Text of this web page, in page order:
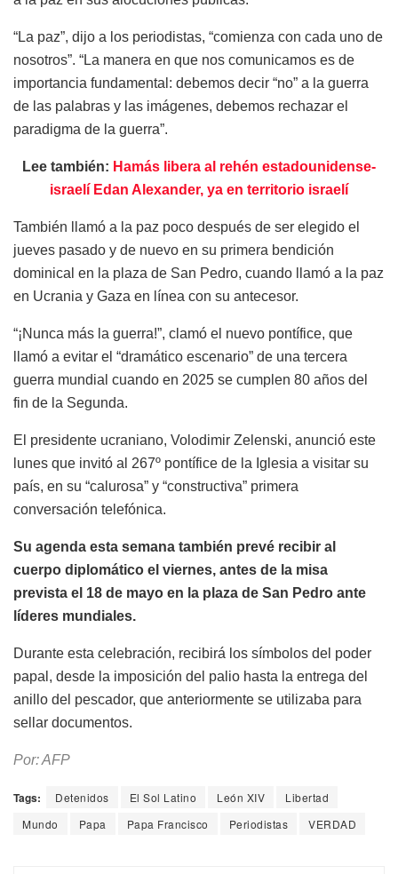
“La paz”, dijo a los periodistas, “comienza con cada uno de
nosotros”. “La manera en que nos comunicamos es de
importancia fundamental: debemos decir “no” a la guerra
de las palabras y las imágenes, debemos rechazar el
paradigma de la guerra”.
Lee también: Hamás libera al rehén estadounidense-
israelí Edan Alexander, ya en territorio israelí
También llamó a la paz poco después de ser elegido el
jueves pasado y de nuevo en su primera bendición
dominical en la plaza de San Pedro, cuando llamó a la paz
en Ucrania y Gaza en línea con su antecesor.
“¡Nunca más la guerra!”, clamó el nuevo pontífice, que
llamó a evitar el “dramático escenario” de una tercera
guerra mundial cuando en 2025 se cumplen 80 años del
fin de la Segunda.
El presidente ucraniano, Volodimir Zelenski, anunció este
lunes que invitó al 267º pontífice de la Iglesia a visitar su
país, en su “calurosa” y “constructiva” primera
conversación telefónica.
Su agenda esta semana también prevé recibir al
cuerpo diplomático el viernes, antes de la misa
prevista el 18 de mayo en la plaza de San Pedro ante
líderes mundiales.
Durante esta celebración, recibirá los símbolos del poder
papal, desde la imposición del palio hasta la entrega del
anillo del pescador, que anteriormente se utilizaba para
sellar documentos.
Por: AFP
Tags: Detenidos El Sol Latino León XIV
Libertad
Mundo
Papa Papa Francisco Periodistas VERDAD